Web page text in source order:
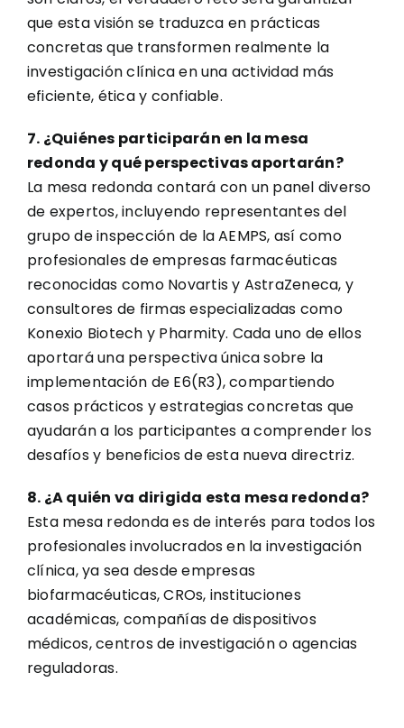
que esta visión se traduzca en prácticas
concretas que transformen realmente la
investigación clínica en una actividad más
eficiente, ética y confiable.
7. ¿Quiénes participarán en la mesa
redonda y qué perspectivas aportarán?
La mesa redonda contará con un panel diverso
de expertos, incluyendo representantes del
grupo de inspección de la AEMPS, así como
profesionales de empresas farmacéuticas
reconocidas como Novartis y AstraZeneca, y
consultores de firmas especializadas como
Konexio Biotech y Pharmity. Cada uno de ellos
aportará una perspectiva única sobre la
implementación de E6(R3), compartiendo
casos prácticos y estrategias concretas que
ayudarán a los participantes a comprender los
desafíos y beneficios de esta nueva directriz.
8. ¿A quién va dirigida esta mesa redonda?
Esta mesa redonda es de interés para todos los
profesionales involucrados en la investigación
clínica, ya sea desde empresas
biofarmacéuticas, CROs, instituciones
académicas, compañías de dispositivos
médicos, centros de investigación o agencias
reguladoras.